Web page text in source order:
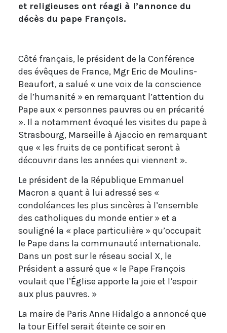
et religieuses ont réagi à l’annonce du
décès du pape François.
Côté français, le président de la Conférence
des évêques de France, Mgr Eric de Moulins-
Beaufort, a salué « une voix de la conscience
de l’humanité » en remarquant l’attention du
Pape aux « personnes pauvres ou en précarité
». Il a notamment évoqué les visites du pape à
Strasbourg, Marseille à Ajaccio en remarquant
que « les fruits de ce pontificat seront à
découvrir dans les années qui viennent ».
Le président de la République Emmanuel
Macron a quant à lui adressé ses «
condoléances les plus sincères à l’ensemble
des catholiques du monde entier » et a
souligné la « place particulière » qu’occupait
le Pape dans la communauté internationale.
Dans un post sur le réseau social X, le
Président a assuré que « le Pape François
voulait que l’Église apporte la joie et l’espoir
aux plus pauvres. »
La maire de Paris Anne Hidalgo a annoncé que
la tour Eiffel serait éteinte ce soir en